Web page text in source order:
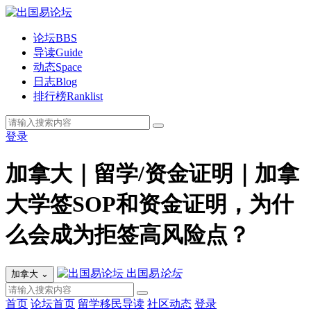
论坛BBS
导读Guide
动态Space
日志Blog
排行榜Ranklist
登录
加拿大｜留学/资金证明｜加拿
大学签SOP和资金证明，为什
么会成为拒签高风险点？
加拿大 ⌄ 出国易论坛
首页 论坛首页 留学移民导读 社区动态 登录